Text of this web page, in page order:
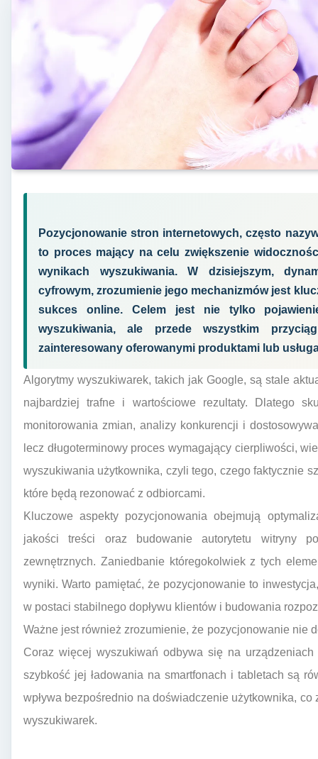
Pozycjonowanie stron internetowych, często
to proces mający na celu zwiększenie
wynikach wyszukiwania. W dzisiejszym,
cyfrowym, zrozumienie jego mechanizmów jest
sukces online. Celem jest nie tylko
wyszukiwania, ale przede wszystkim
zainteresowany oferowanymi produktami lub
Algorytmy wyszukiwarek, takich jak Google, są stale
najbardziej trafne i wartościowe rezultaty. Dlatego
monitorowania zmian, analizy konkurencji i
lecz długoterminowy proces wymagający cierpliwości,
wyszukiwania użytkownika, czyli tego, czego faktycznie
które będą rezonować z odbiorcami.
Kluczowe aspekty pozycjonowania obejmują
jakości treści oraz budowanie autorytetu witryny
zewnętrznych. Zaniedbanie któregokolwiek z tych
wyniki. Warto pamiętać, że pozycjonowanie to
w postaci stabilnego dopływu klientów i budowania
Ważne jest również zrozumienie, że pozycjonowanie nie
Coraz więcej wyszukiwań odbywa się na
szybkość jej ładowania na smartfonach i tabletach są
wpływa bezpośrednio na doświadczenie użytkownika,
wyszukiwarek.